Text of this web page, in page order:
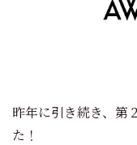
昨年に引き続き、第
た！